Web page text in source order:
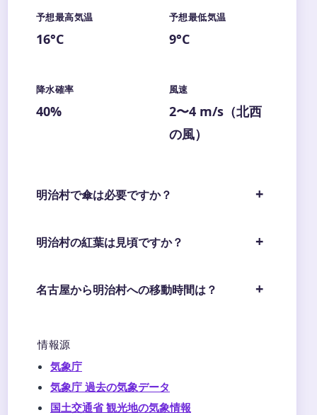
予想最高気温
16°C
予想最低気温
9°C
降水確率
40%
風速
2〜4 m/s（北西
の風）
明治村で傘は必要ですか？
明治村の紅葉は見頃ですか？
名古屋から明治村への移動時間は？
情報源
気象庁
気象庁 過去の気象データ
国土交通省 観光地の気象情報